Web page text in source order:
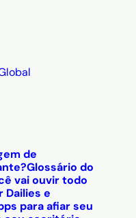
de
Glossário do
vai ouvir todo
Dailies e
para afiar seu